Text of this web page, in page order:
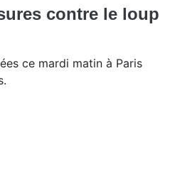
contre le loup
ce mardi matin à Paris